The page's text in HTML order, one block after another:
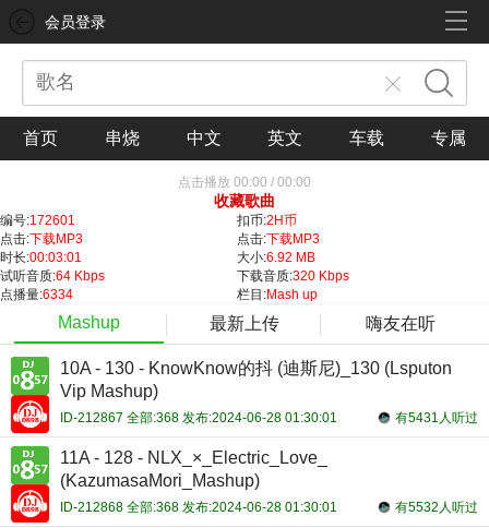
会员登录
首页 串烧 中文 英文 车载 专属
点击播放 00:00 / 00:00
收藏歌曲
编号:172601 扣币:2H币
点击:下载MP3 点击:下载MP3
时长:00:03:01 大小:6.92 MB
试听音质:64 Kbps 下载音质:320 Kbps
点播量:6334 栏目:Mash up
Mashup 最新上传 嗨友在听
10A - 130 - KnowKnow的抖 (迪斯尼)_130 (Lsputon
Vip Mashup)
有5431人听过
ID-212867 全部:368 发布:2024-06-28 01:30:01
11A - 128 - NLX_×_Electric_Love_
(KazumasaMori_Mashup)
有5532人听过
ID-212868 全部:368 发布:2024-06-28 01:30:01